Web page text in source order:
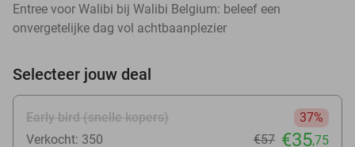
Entree voor Walibi bij Walibi Belgium: beleef een
onvergetelijke dag vol achtbaanplezier
Selecteer jouw deal
Early bird (snelle kopers)
37%
Verkocht: 350
€57 €35,75